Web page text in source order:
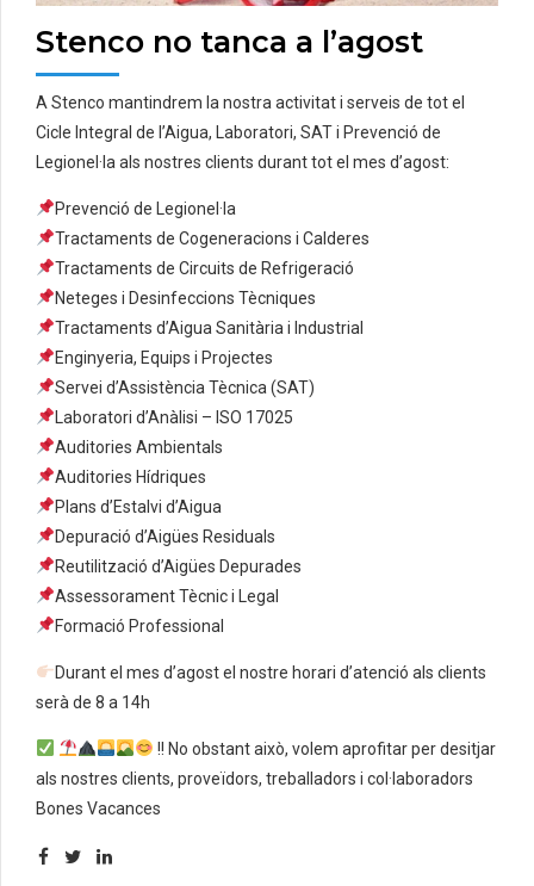
Stenco no tanca a l’agost
A Stenco mantindrem la nostra activitat i serveis de tot el
Cicle Integral de l’Aigua, Laboratori, SAT i Prevenció de
Legionel·la als nostres clients durant tot el mes d’agost:
Prevenció de Legionel·la
Tractaments de Cogeneracions i Calderes
Tractaments de Circuits de Refrigeració
Neteges i Desinfeccions Tècniques
Tractaments d’Aigua Sanitària i Industrial
Enginyeria, Equips i Projectes
Servei d’Assistència Tècnica (SAT)
Laboratori d’Anàlisi – ISO 17025
Auditories Ambientals
Auditories Hídriques
Plans d’Estalvi d’Aigua
Depuració d’Aigües Residuals
Reutilització d’Aigües Depurades
Assessorament Tècnic i Legal
Formació Professional
Durant el mes d’agost el nostre horari d’atenció als clients
serà de 8 a 14h
!! No obstant això, volem aprofitar per desitjar
als nostres clients, proveïdors, treballadors i col·laboradors
Bones Vacances